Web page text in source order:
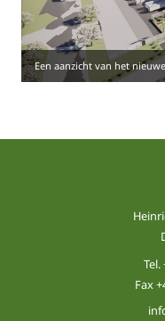
Een aanzicht van het
Tel.
Fax